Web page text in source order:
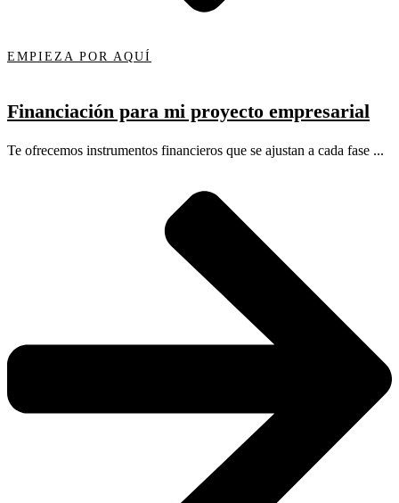
EMPIEZA POR AQUÍ
Financiación para mi proyecto empresarial
Te ofrecemos instrumentos financieros que se ajustan a cada fase ...